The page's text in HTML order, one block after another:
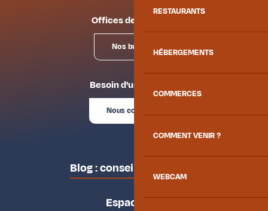
RESTAURANTS
HÉBERGEMENTS
COMMERCES
COMMENT VENIR ?
WEBCAM
Offices de tourisme
Nos bureaux
Besoin d'un conseil ?
Nous contacter
Blog : conseils des locaux
Espace pro